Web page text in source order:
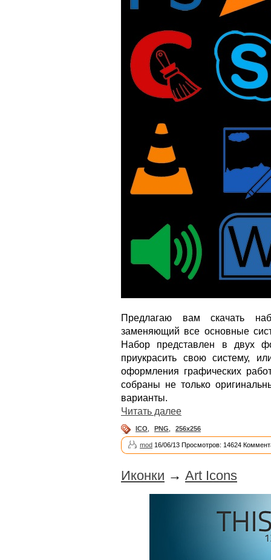
Предлагаю вам скачать
заменяющий все основные
Набор представлен в двух
приукрасить свою систему,
оформления графических
собраны не только
варианты.
Читать далее
ICO PNG 256x256
mod 16/06/13 Просмотров: 14624
Иконки → Art Icons